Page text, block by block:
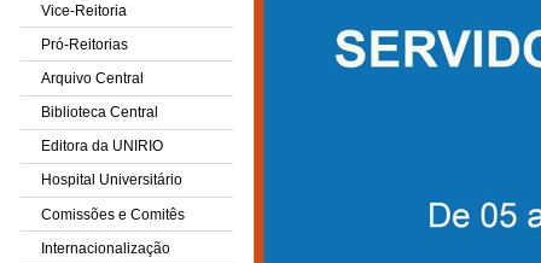
Vice-Reitoria
Pró-Reitorias
Arquivo Central
Biblioteca Central
Editora da UNIRIO
Hospital Universitário
Comissões e Comitês
Internacionalização